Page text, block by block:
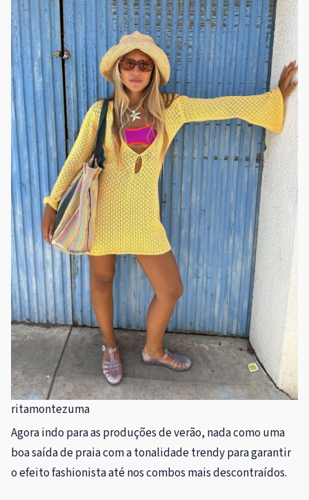
ritamontezuma
Agora indo para as produções de verão, nada como uma
boa saída de praia com a tonalidade trendy para garantir
o efeito fashionista até nos combos mais descontraídos.